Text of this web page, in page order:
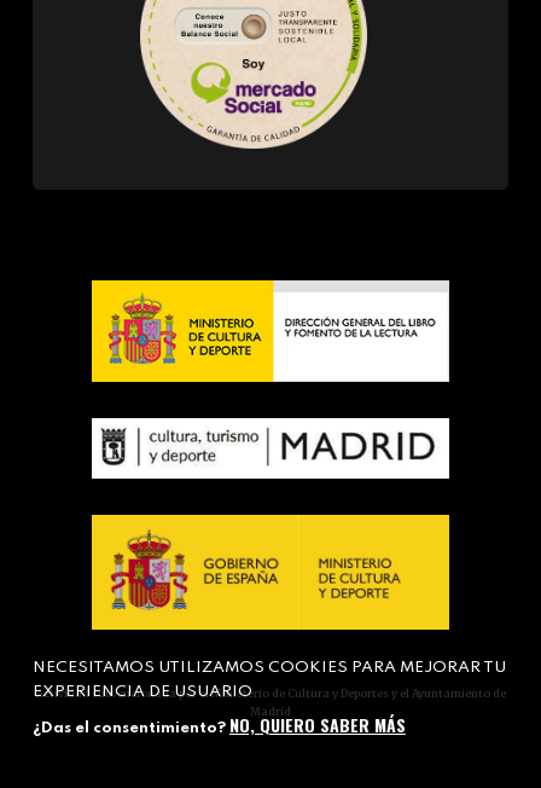
Actividad subvencionada por el Ministerio de Cultura y Deportes y el Ayuntamiento de
Madrid
NECESITAMOS UTILIZAMOS COOKIES PARA MEJORAR TU
EXPERIENCIA DE USUARIO
¿Das el consentimiento? NO, QUIERO SABER MÁS